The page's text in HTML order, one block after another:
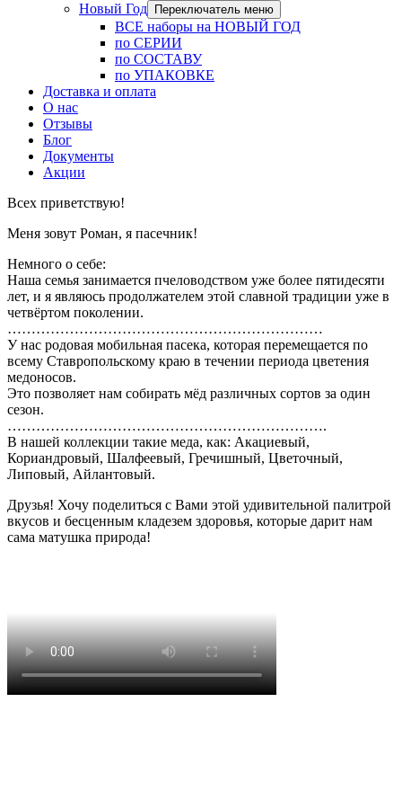
Новый Год
Переключатель меню
ВСЕ наборы на НОВЫЙ ГОД
по СЕРИИ
по СОСТАВУ
по УПАКОВКЕ
Доставка и оплата
О нас
Отзывы
Блог
Документы
Акции
Всех приветствую!
Меня зовут Роман, я пасечник!
Немного о себе:
Наша семья занимается пчеловодством уже более пятидесяти
лет, и я являюсь продолжателем этой славной традиции уже в
четвёртом поколении.
…………………………………………………………
У нас родовая мобильная пасека, которая перемещается по
всему Ставропольскому краю в течении периода цветения
медоносов.
Это позволяет нам собирать мёд различных сортов за один
сезон.
………………………………………………………….
В нашей коллекции такие меда, как: Акациевый,
Кориандровый, Шалфеевый, Гречишный, Цветочный,
Липовый, Айлантовый.
Друзья! Хочу поделиться с Вами этой удивительной палитрой
вкусов и бесценным кладезем здоровья, которые дарит нам
сама матушка природа!